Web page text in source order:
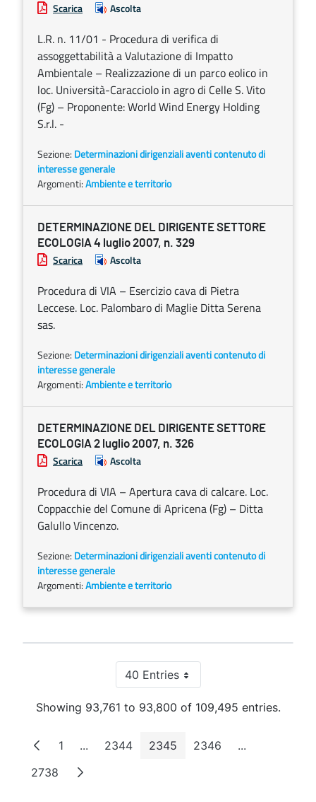
Scarica Ascolta
L.R. n. 11/01 - Procedura di verifica di
assoggettabilità a Valutazione di Impatto
Ambientale – Realizzazione di un parco eolico in
loc. Università-Caracciolo in agro di Celle S. Vito
(Fg) – Proponente: World Wind Energy Holding
S.r.l. -
Sezione: Determinazioni dirigenziali aventi contenuto di
interesse generale
Argomenti:Ambiente e territorio
DETERMINAZIONE DEL DIRIGENTE SETTORE
ECOLOGIA 4 luglio 2007, n. 329
Scarica Ascolta
Procedura di VIA – Esercizio cava di Pietra
Leccese. Loc. Palombaro di Maglie Ditta Serena
sas.
Sezione: Determinazioni dirigenziali aventi contenuto di
interesse generale
Argomenti:Ambiente e territorio
DETERMINAZIONE DEL DIRIGENTE SETTORE
ECOLOGIA 2 luglio 2007, n. 326
Scarica Ascolta
Procedura di VIA – Apertura cava di calcare. Loc.
Coppacchie del Comune di Apricena (Fg) – Ditta
Galullo Vincenzo.
Sezione: Determinazioni dirigenziali aventi contenuto di
interesse generale
Argomenti:Ambiente e territorio
40 EntriesPer Page
Showing 93,761 to 93,800 of 109,495 entries.
Page
1 ...Intermediate Pages
Page
2344 Page
2345 Page
2346 ...Intermediate
Page
2738